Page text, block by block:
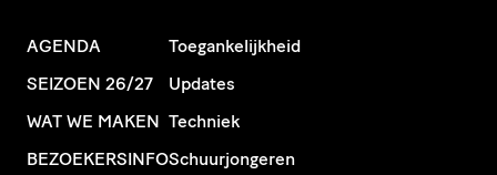
AGENDA
SEIZOEN 26/27
WAT WE MAKEN
BEZOEKERSINFO
Toegankelijkheid
Updates
Techniek
Schuurjongeren